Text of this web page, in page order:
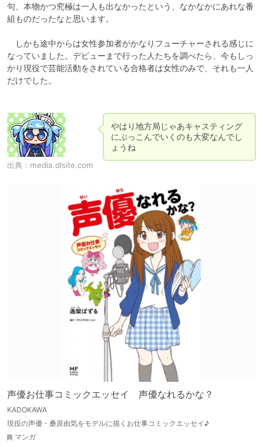
句、本物かつ究極は一人も出なかったという、なかなかにあれな番
組ものだったなと思います。
しかも途中からは女性参加者がかなりフューチャーされる感じに
なっていました。デビューまで行った人たちを調べたら、今もしっ
かり現役で芸能活動をされている合格者は女性のみで、それも一人
だけでした。
出典： media.dlsite.com
やはり地方局じゃあキャスティング
にぶっこんでいくのも大変なんでし
ょうね
声優お仕事コミックエッセイ 声優なれるかな？
KADOKAWA
現役の声優・桑原由気をモデルに描くお仕事コミックエッセイ♪
マンガ